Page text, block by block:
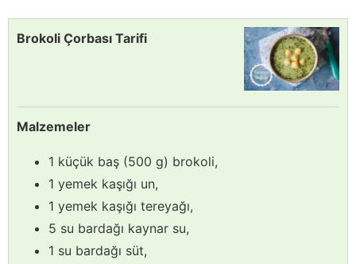
Brokoli Çorbası Tarifi
Malzemeler
1 küçük baş (500 g) brokoli,
1 yemek kaşığı un,
1 yemek kaşığı tereyağı,
5 su bardağı kaynar su,
1 su bardağı süt,